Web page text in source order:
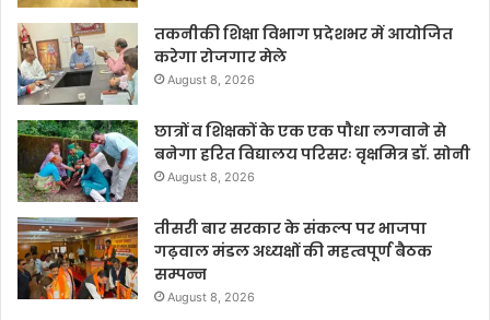
तकनीकी शिक्षा विभाग प्रदेशभर में आयोजित
करेगा रोजगार मेले
August 8, 2026
छात्रों व शिक्षकों के एक एक पौधा लगवाने से
बनेगा हरित विद्यालय परिसरः वृक्षमित्र डॉ. सोनी
August 8, 2026
तीसरी बार सरकार के संकल्प पर भाजपा
गढ़वाल मंडल अध्यक्षों की महत्वपूर्ण बैठक
सम्पन्न
August 8, 2026